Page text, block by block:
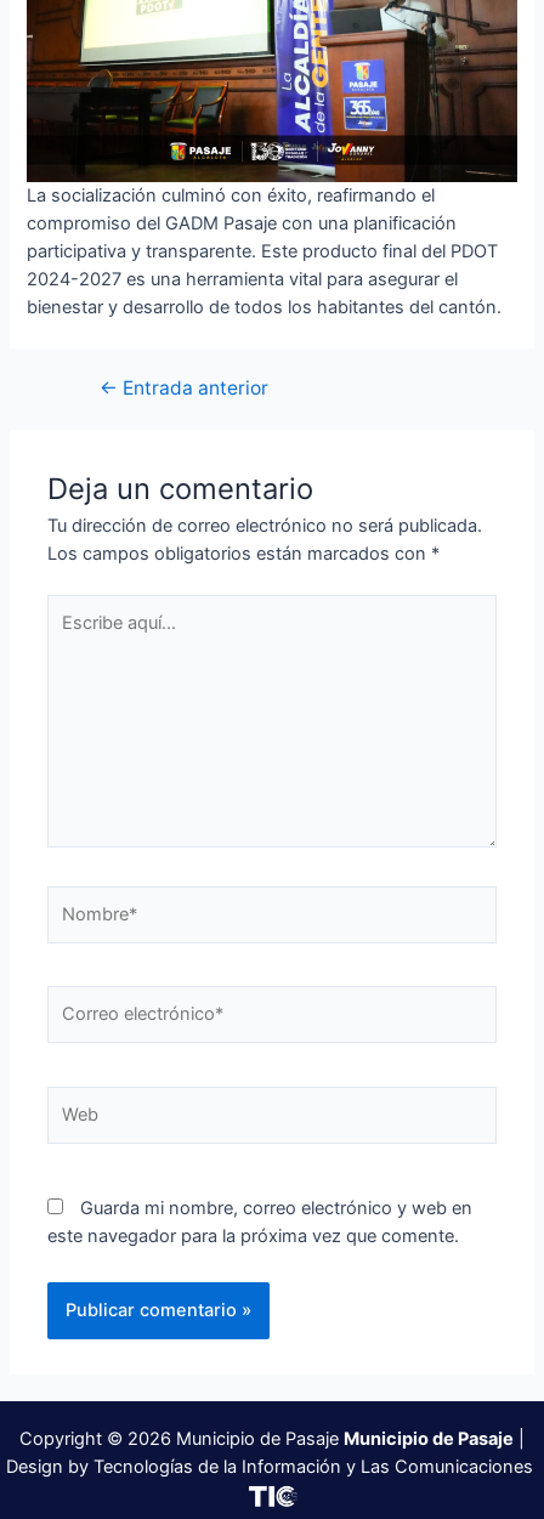
La socialización culminó con éxito, reafirmando el
compromiso del GADM Pasaje con una planificación
participativa y transparente. Este producto final del PDOT
2024-2027 es una herramienta vital para asegurar el
bienestar y desarrollo de todos los habitantes del cantón.
Navegación
← Entrada anterior
Deja un comentario
Tu dirección de correo electrónico no será publicada.
Los campos obligatorios están marcados con *
aquí...
electrónico*
Guarda mi nombre, correo electrónico y web en
este navegador para la próxima vez que comente.
Copyright © 2026 Municipio de Pasaje Municipio de Pasaje
Design by Tecnologías de la Información y Las Comunicaciones